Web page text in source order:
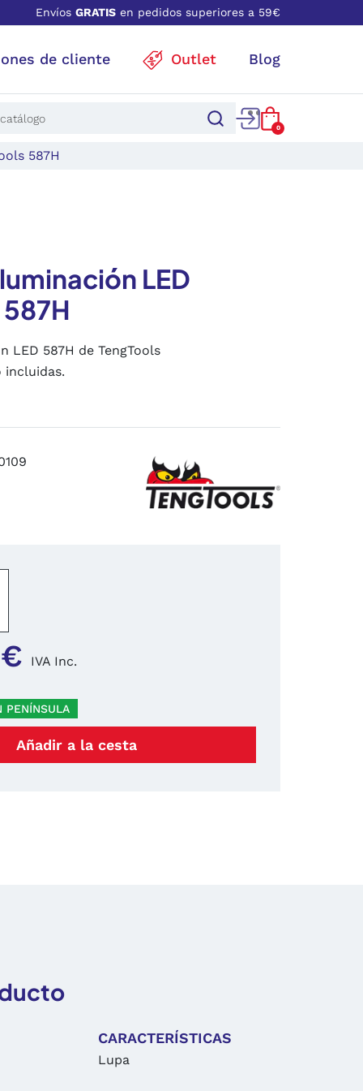
Envíos GRATIS en pedidos superiores a 59€
de cliente Outlet Blog
0
587H
LED
LED 587H de TengTools
incluidas.
IVA Inc.
PENÍNSULA
Añadir a la cesta
CARACTERÍSTICAS
Lupa